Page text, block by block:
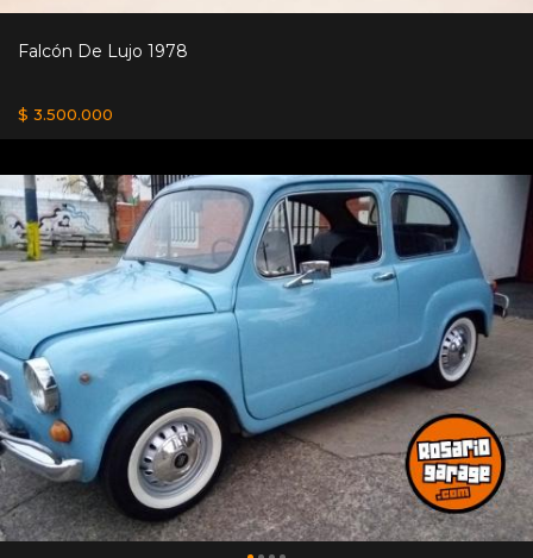
Falcón De Lujo 1978
$ 3.500.000